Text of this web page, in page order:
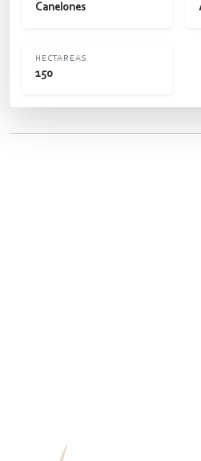
Canelones
HECTAREAS
150